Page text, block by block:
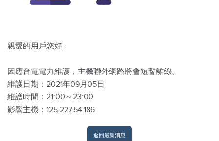
親愛的用戶您好：
因應台電電力維護，主機聯外網路將會短暫離線。
維護日期：2021年09月05日
維護時間：21:00～23:00
影響主機：125.227.54.186
返回最新消息